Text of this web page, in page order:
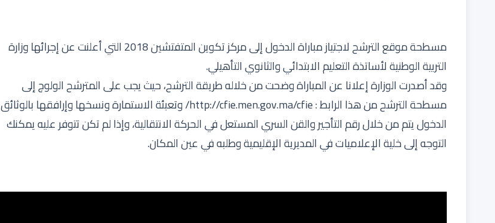
مسطحة موقع الترشح لاجتياز مباراة الدخول إلى مركز تكوين المتفتشين 2018 التي أعلنت عن إجرائها وزارة
التربية الوطنية لأساتذة التعليم الابتدائي والثانوي التأهيلي.
وقد أصدرت الوزارة إعلانا عن المباراة وضحت من خلاله طريقة الترشح، حيث يجب على المترشح الولوج إلى
مسطحة الترشح من هذا الرابط :http://cfie.men.gov.ma/cfie/ وتعبئة الاستمارة ونسخها وإرافقها بالوثائق
الدخول يتم من خلال رقم التأجير والقن السري المستعل في الحركة الانتقالية، وإذا لم تكن تتوفر عليه يمكنك
التوجه إلى خلية الإعلاميات في المديرية الإقليمية وطلبه في عين المكان.